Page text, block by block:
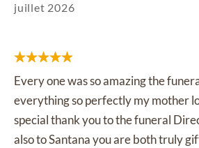
juillet 2026
Every one was so amazing the
everything so perfectly my mother
special thank you to the funeral
also to Santana you are both truly